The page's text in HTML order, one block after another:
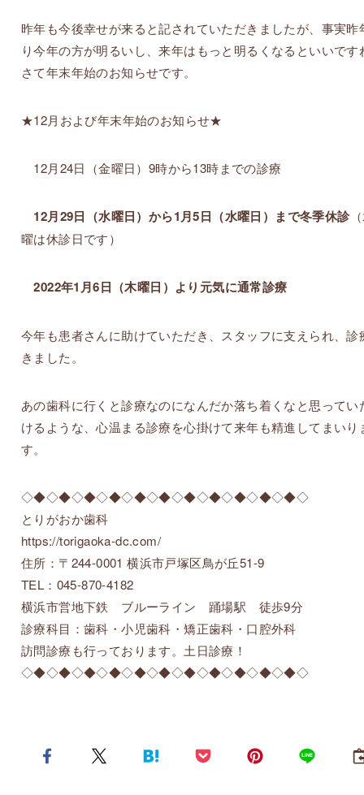
昨年も今後幸せが来ると記されていただきましたが、事実昨
り今年の方が明るいし、来年はもっと明るくなるといいです
さて年末年始のお知らせです。
★12月および年末年始のお知らせ★
12月24日（金曜日）9時から13時までの診療
12月29日（水曜日）から1月5日（水曜日）まで冬季休診
曜は休診日です）
2022年1月6日（木曜日）より元気に通常診療
今年も患者さんに助けていただき、スタッフに支えられ、診
きました。
あの歯科に行くと診療なのになんだか落ち着くなと思ってい
けるような、心温まる診療を心掛けて来年も精進してまいり
す。
◇◆◇◆◇◆◇◆◇◆◇◆◇◆◇◆◇◆◇◆◇◆◇
とりがおか歯科
https://torigaoka-dc.com/
住所：〒244-0001 横浜市戸塚区鳥が丘51-9
TEL：045-870-4182
横浜市営地下鉄 ブルーライン 踊場駅 徒歩9分
診療科目：歯科・小児歯科・矯正歯科・口腔外科
訪問診療も行っております。土日診療！
◇◆◇◆◇◆◇◆◇◆◇◆◇◆◇◆◇◆◇◆◇◆◇